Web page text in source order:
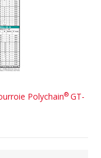
Polychain® GT-